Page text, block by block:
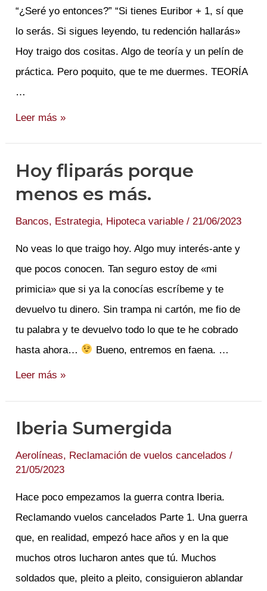
“¿Seré yo entonces?” “Si tienes Euribor + 1, sí que
lo serás. Si sigues leyendo, tu redención hallarás»
Hoy traigo dos cositas. Algo de teoría y un pelín de
práctica. Pero poquito, que te me duermes. TEORÍA
…
¿Serás
que
está
palmando
Leer más »
Hoy fliparás porque
menos es más.
Bancos, Estrategia, Hipoteca variable / 21/06/2023
No veas lo que traigo hoy. Algo muy interés-ante y
que pocos conocen. Tan seguro estoy de «mi
primicia» que si ya la conocías escríbeme y te
devuelvo tu dinero. Sin trampa ni cartón, me fio de
tu palabra y te devuelvo todo lo que te he cobrado
hasta ahora…
Bueno, entremos en faena. …
Hoy
menos
es
más.
Leer más »
Iberia Sumergida
Aerolíneas, Reclamación de vuelos cancelados /
21/05/2023
Hace poco empezamos la guerra contra Iberia.
Reclamando vuelos cancelados Parte 1. Una guerra
que, en realidad, empezó hace años y en la que
muchos otros lucharon antes que tú. Muchos
soldados que, pleito a pleito, consiguieron ablandar